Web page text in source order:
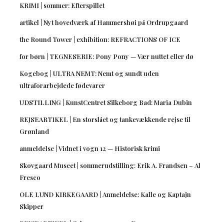
KRIMI | sommer: Efterspillet
artikel | Nyt hovedværk af Hammershøi på Ordrupgaard
the Round Tower | exhibition: REFRACTIONS OF ICE
for børn | TEGNESERIE: Pony Pony — Vær nuttet eller dø
Kogebog | ULTRA NEMT: Nemt og sundt uden
ultraforarbejdede fødevarer
UDSTILLING | KunstCentret Silkeborg Bad: Maria Dubin
REJSEARTIKEL | En storslået og tankevækkende rejse til
Grønland
anmeldelse | Vidnet i vogn 12 — Historisk krimi
Skovgaard Museet | sommerudstilling: Erik A. Frandsen – Al
Fresco
OLE LUND KIRKEGAARD | Anmeldelse: Kalle og Kaptajn
Skipper